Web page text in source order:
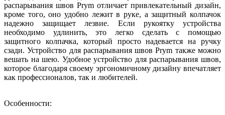
распарывания швов Prym отличает привлекательный дизайн,
кроме того, оно удобно лежит в руке, а защитный колпачок
надежно защищает лезвие. Если рукоятку устройства
необходимо удлинить, это легко сделать с помощью
защитного колпачка, который просто надевается на ручку
сзади. Устройство для распарывания швов Prym также можно
вешать на шею. Удобное устройство для распарывания швов,
которое благодаря своему эргономичному дизайну впечатляет
как профессионалов, так и любителей.
Особенности: